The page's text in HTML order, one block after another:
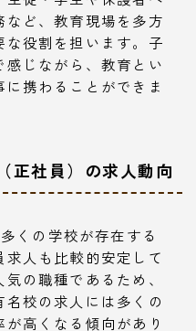
など、教育現場を多方
役割を担います。子
感じながら、教育とい
携わることができま
正社員）の求人動向
くの学校が存在する
人も比較的安定して
の職種であるため、
校の求人には多くの
高くなる傾向があり